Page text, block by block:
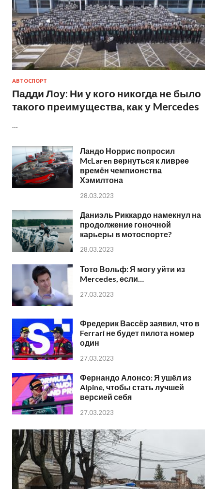
АВТОСПОРТ
Падди Лоу: Ни у кого никогда не было
такого преимущества, как у Mercedes
…
Ландо Норрис попросил
McLaren вернуться к ливрее
времён чемпионства
Хэмилтона
28.03.2023
Даниэль Риккардо намекнул на
продолжение гоночной
карьеры в мотоспорте?
28.03.2023
Тото Вольф: Я могу уйти из
Mercedes, если…
27.03.2023
Фредерик Вассёр заявил, что в
Ferrari не будет пилота номер
один
27.03.2023
Фернандо Алонсо: Я ушёл из
Alpine, чтобы стать лучшей
версией себя
27.03.2023